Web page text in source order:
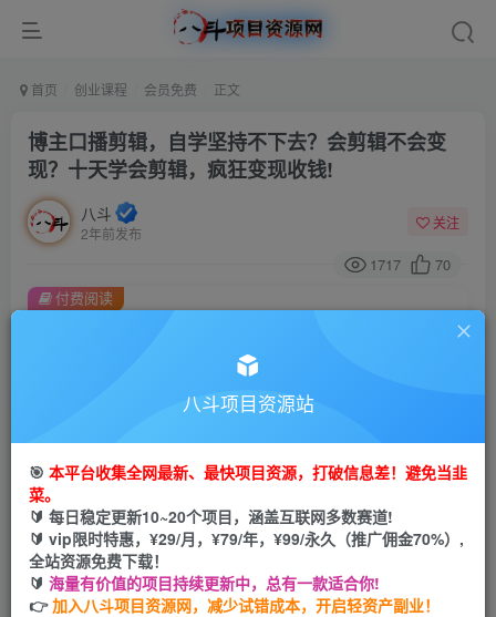
首页 创业课程 会员免费 正文
博主口播剪辑，自学坚持不下去？会剪辑不会变
现？十天学会剪辑，疯狂变现收钱!
八斗
2年前发布
关注
1717 70
此内容为付费阅读，请付费后查看
金币9.9金币99
会员免费
您当前未登录！建议登陆后购买，可保存购买订单
付费阅读
博主口播剪辑，自学坚持不下去？会剪辑不会变现？十天学
八斗项目资源站
🎯 本平台收集全网最新、最快项目资源，打破信息差！避免当韭
菜。
🔰 每日稳定更新10~20个项目，涵盖互联网多数赛道!
🔰 vip限时特惠，¥29/月，¥79/年，¥99/永久（推广佣金70%）,
全站资源免费下载！
🔰 海量有价值的项目持续更新中，总有一款适合你!
👉加入八斗项目资源网，减少试错成本，开启轻资产副业！